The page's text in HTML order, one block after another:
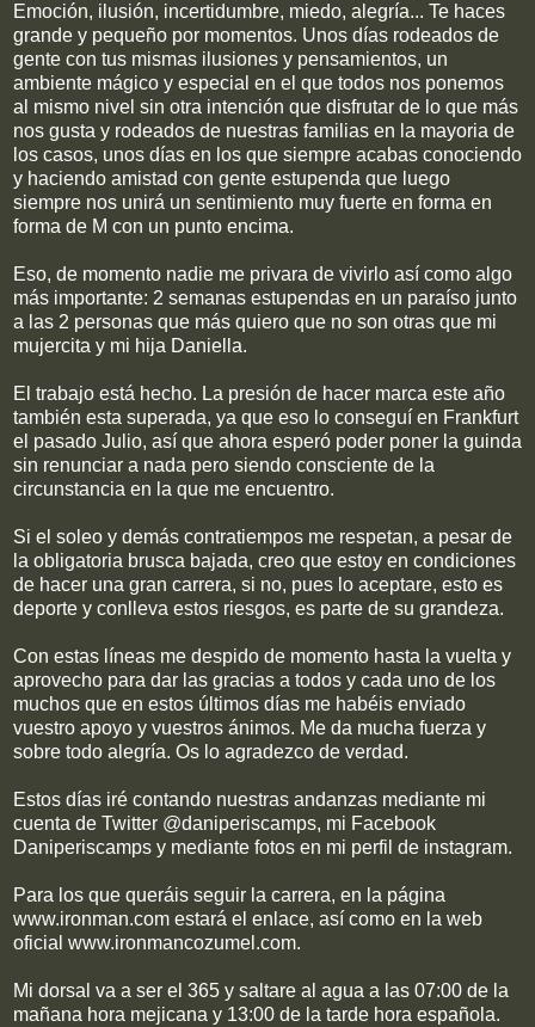
Emoción, ilusión, incertidumbre, miedo, alegría... Te haces
grande y pequeño por momentos. Unos días rodeados de
gente con tus mismas ilusiones y pensamientos, un
ambiente mágico y especial en el que todos nos ponemos
al mismo nivel sin otra intención que disfrutar de lo que más
nos gusta y rodeados de nuestras familias en la mayoria de
los casos, unos días en los que siempre acabas conociendo
y haciendo amistad con gente estupenda que luego
siempre nos unirá un sentimiento muy fuerte en forma en
forma de M con un punto encima.
Eso, de momento nadie me privara de vivirlo así como algo
más importante: 2 semanas estupendas en un paraíso junto
a las 2 personas que más quiero que no son otras que mi
mujercita y mi hija Daniella.
El trabajo está hecho. La presión de hacer marca este año
también esta superada, ya que eso lo conseguí en Frankfurt
el pasado Julio, así que ahora esperó poder poner la guinda
sin renunciar a nada pero siendo consciente de la
circunstancia en la que me encuentro.
Si el soleo y demás contratiempos me respetan, a pesar de
la obligatoria brusca bajada, creo que estoy en condiciones
de hacer una gran carrera, si no, pues lo aceptare, esto es
deporte y conlleva estos riesgos, es parte de su grandeza.
Con estas líneas me despido de momento hasta la vuelta y
aprovecho para dar las gracias a todos y cada uno de los
muchos que en estos últimos días me habéis enviado
vuestro apoyo y vuestros ánimos. Me da mucha fuerza y
sobre todo alegría. Os lo agradezco de verdad.
Estos días iré contando nuestras andanzas mediante mi
cuenta de Twitter @daniperiscamps, mi Facebook
Daniperiscamps y mediante fotos en mi perfil de instagram.
Para los que queráis seguir la carrera, en la página
www.ironman.com estará el enlace, así como en la web
oficial www.ironmancozumel.com.
Mi dorsal va a ser el 365 y saltare al agua a las 07:00 de la
mañana hora mejicana y 13:00 de la tarde hora española.